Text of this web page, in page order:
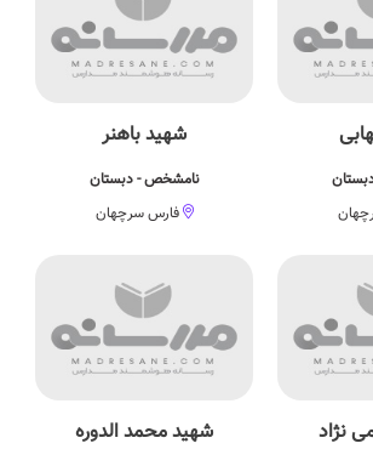
شهيد باهنر
نامشخص - دبستان
فارس سرچهان
نژاد شهید محمد الدوره